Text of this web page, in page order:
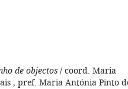
de objectos / coord. Maria
; pref. Maria Antónia Pinto